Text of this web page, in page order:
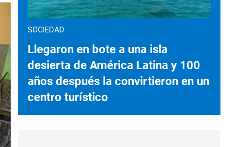
SOCIEDAD
Llegaron en bote a una isla
desierta de América Latina y 100
años después la convirtieron en un
centro turístico